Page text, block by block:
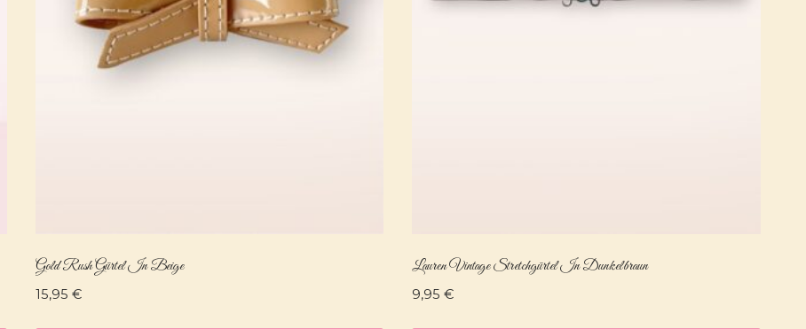
Gold Rush Gürtel In Beige
15,95 €
Lauren Vintage Stretchgürtel In Dunkelbraun
9,95€